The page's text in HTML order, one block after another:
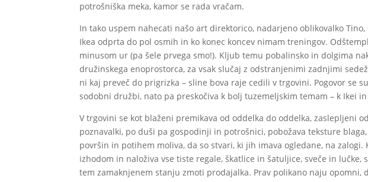
potrošniška meka, kamor se rada vračam.
In tako uspem nahecati našo art direktorico, nadarjeno oblikovalko
Ikea odprta do pol osmih in ko konec koncev nimam treningov.
minusom ur (pa šele prvega smo!). Kljub temu pobalinsko in dolgima
družinskega enoprostorca, za vsak slučaj z odstranjenimi zadnjimi
ni kaj preveč do prigrizka – sline bova raje cedili v trgovini. Pogovor se
sodobni družbi, nato pa preskočiva k bolj tuzemeljskim temam – k Ikei
V trgovini se kot blaženi premikava od oddelka do oddelka, zaslepljeni
poznavalki, po duši pa gospodinji in potrošnici, pobožava teksture
površin in potihem moliva, da so stvari, ki jih imava ogledane, na
izhodom in naloživa vse tiste regale, škatlice in šatuljice, sveče in
tem zamaknjenem stanju zmoti prodajalka. Prav polikano naju opomni,